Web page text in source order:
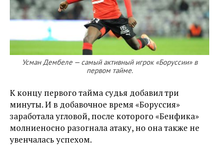
Усман Дембеле — самый активный игрок «Боруссии» в
первом тайме.
К концу первого тайма судья добавил три
минуты. И в добавочное время «Боруссия»
заработала угловой, после которого «Бенфика»
молниеносно разогнала атаку, но она также не
увенчалась успехом.